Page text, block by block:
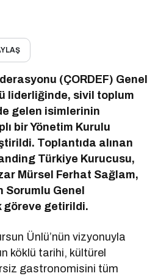
(ÇORDEF) Genel
liderliğinde, sivil toplum
gelen isimlerinin
bir Yönetim Kurulu
Toplantıda alınan
Türkiye Kurucusu,
Mürsel Ferhat Sağlam,
Sorumlu Genel
göreve getirildi.
Ünlü’nün vizyonuyla
köklü tarihi, kültürel
gastronomisini tüm